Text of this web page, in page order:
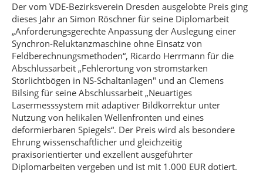
Der vom VDE-Bezirksverein Dresden ausgelobte Preis ging
dieses Jahr an Simon Röschner für seine Diplomarbeit
„Anforderungsgerechte Anpassung der Auslegung einer
Synchron-Reluktanzmaschine ohne Einsatz von
Feldberechnungsmethoden“, Ricardo Herrmann für die
Abschlussarbeit „Fehlerortung von stromstarken
Störlichtbögen in NS-Schaltanlagen" und an Clemens
Bilsing für seine Abschlussarbeit „Neuartiges
Lasermesssystem mit adaptiver Bildkorrektur unter
Nutzung von helikalen Wellenfronten und eines
deformierbaren Spiegels“. Der Preis wird als besondere
Ehrung wissenschaftlicher und gleichzeitig
praxisorientierter und exzellent ausgeführter
Diplomarbeiten vergeben und ist mit 1.000 EUR dotiert.